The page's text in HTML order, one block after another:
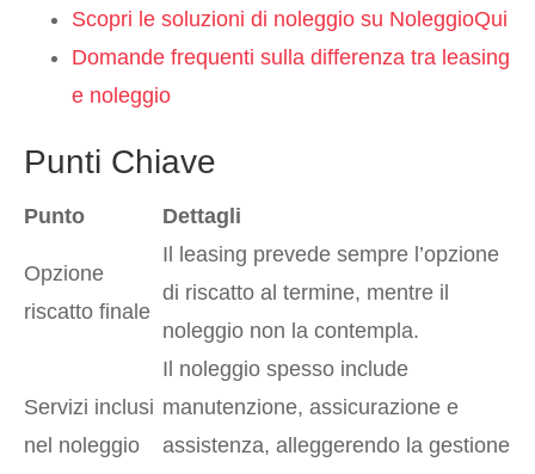
Scopri le soluzioni di noleggio su NoleggioQui
Domande frequenti sulla differenza tra leasing
e noleggio
Punti Chiave
Punto Dettagli
Opzione
riscatto finale
Il leasing prevede sempre l’opzione
di riscatto al termine, mentre il
noleggio non la contempla.
Servizi inclusi
nel noleggio
Il noleggio spesso include
manutenzione, assicurazione e
assistenza, alleggerendo la gestione